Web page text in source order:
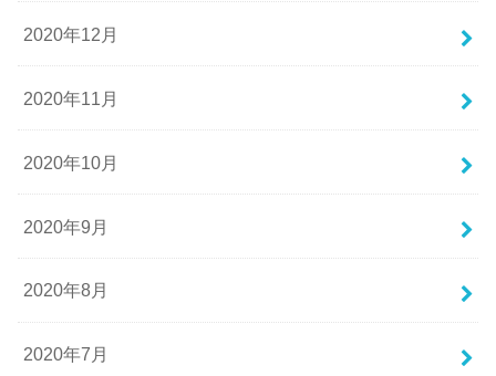
2020年12月
2020年11月
2020年10月
2020年9月
2020年8月
2020年7月